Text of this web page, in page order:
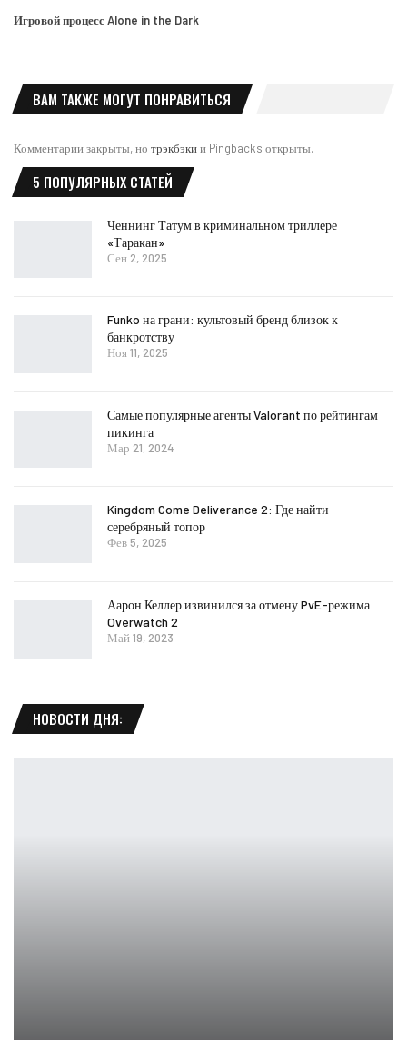
Игровой процесс Alone in the Dark
ВАМ ТАКЖЕ МОГУТ ПОНРАВИТЬСЯ
Комментарии закрыты, но трэкбэкии Pingbacks открыты.
5 ПОПУЛЯРНЫХ СТАТЕЙ
Ченнинг Татум в криминальном триллере
«Таракан»
Сен 2, 2025
Funko на грани: культовый бренд близок к
банкротству
Ноя 11, 2025
Самые популярные агенты Valorant по рейтингам
пикинга
Мар 21, 2024
Kingdom Come Deliverance 2: Где найти
серебряный топор
Фев 5, 2025
Аарон Келлер извинился за отмену PvE-режима
Overwatch 2
Май 19, 2023
НОВОСТИ ДНЯ: